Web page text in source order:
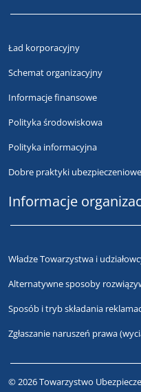
Ład korporacyjny
Schemat organizacyjny
Informacje finansowe
Polityka środowiskowa
Polityka informacyjna
Dobre praktyki ubezpieczeniowe
Informacje
Władze Towarzystwa i
Alternatywne sposoby
Sposób i tryb składania
Zgłaszanie naruszeń prawa
© 2026 Towarzystwo